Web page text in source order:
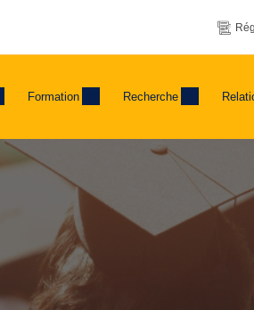
Formation Recherche